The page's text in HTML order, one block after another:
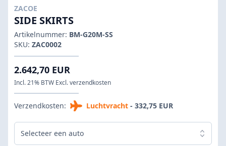
ZACOE
SIDE SKIRTS
Artikelnummer: BM-G20M-SS
SKU: ZAC0002
2.642,70 EUR
Incl. 21% BTW Excl. verzendkosten
Verzendkosten: Luchtvracht - 332,75 EUR
Selecteer een auto